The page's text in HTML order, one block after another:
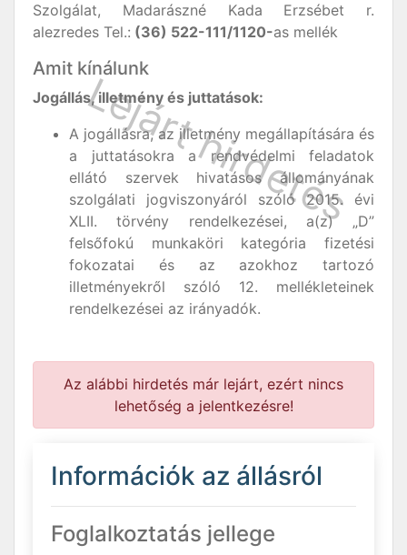
Szolgálat, Madarászné Kada Erzsébet r.
alezredes Tel.: (36) 522-111/1120-as mellék
Amit kínálunk
Jogállás, illetmény és juttatások:
A jogállásra, az illetmény megállapítására és
a juttatásokra a rendvédelmi feladatok
ellátó szervek hivatásos állományának
szolgálati jogviszonyáról szóló 2015. évi
XLII. törvény rendelkezései, a(z) „D”
felsőfokú munkaköri kategória fizetési
fokozatai és az azokhoz tartozó
illetményekről szóló 12. mellékleteinek
rendelkezései az irányadók.
Az alábbi hirdetés már lejárt, ezért nincs
lehetőség a jelentkezésre!
Információk az állásról
Foglalkoztatás jellege